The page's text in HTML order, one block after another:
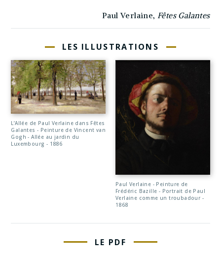
Paul Verlaine, Fêtes Galantes
LES ILLUSTRATIONS
L’Allée de Paul Verlaine dans Fêtes
Galantes - Peinture de Vincent van
Gogh - Allée au jardin du
Luxembourg - 1886
Paul Verlaine - Peinture de
Frédéric Bazille - Portrait de Paul
Verlaine comme un troubadour -
1868
LE PDF